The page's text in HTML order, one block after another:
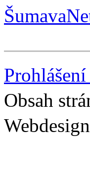
Obsah